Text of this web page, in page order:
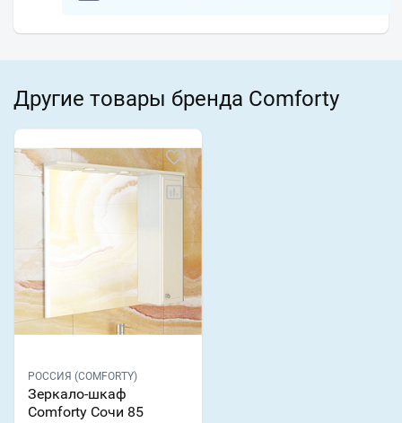
Другие товары бренда Comforty
РОССИЯ (COMFORTY)
Зеркало-шкаф
Comforty Сочи 85